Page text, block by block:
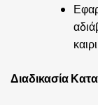
Διαδικασία